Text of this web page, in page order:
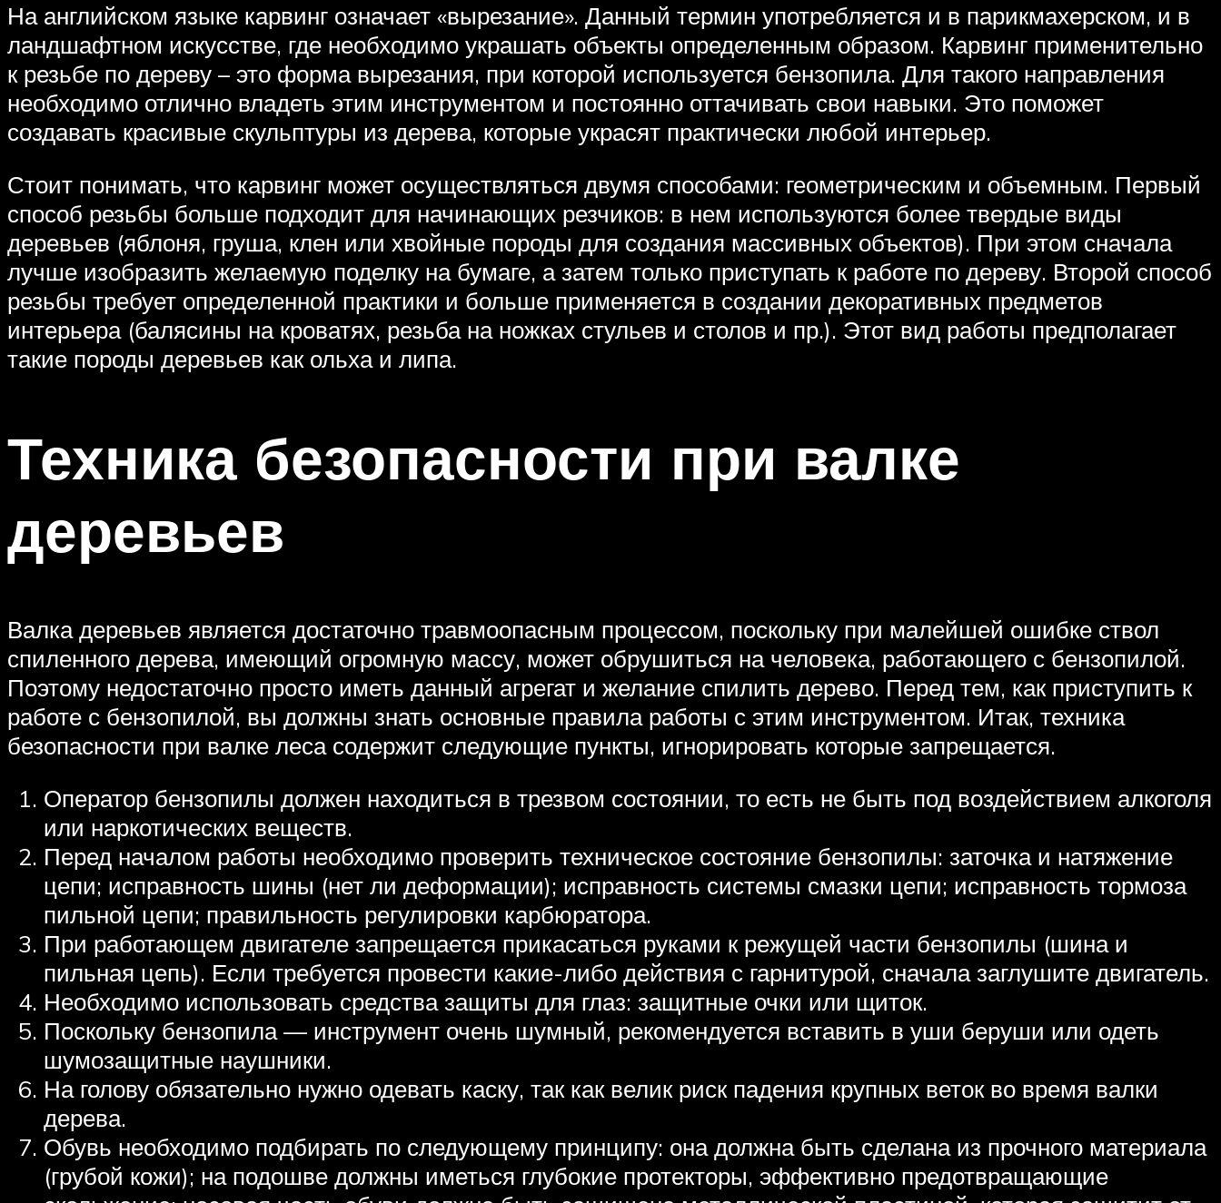
На английском языке карвинг означает «вырезание». Данный термин употребляется и в парикмахерском, и в
ландшафтном искусстве, где необходимо украшать объекты определенным образом. Карвинг применительно
к резьбе по дереву – это форма вырезания, при которой используется бензопила. Для такого направления
необходимо отлично владеть этим инструментом и постоянно оттачивать свои навыки. Это поможет
создавать красивые скульптуры из дерева, которые украсят практически любой интерьер.
Стоит понимать, что карвинг может осуществляться двумя способами: геометрическим и объемным. Первый
способ резьбы больше подходит для начинающих резчиков: в нем используются более твердые виды
деревьев (яблоня, груша, клен или хвойные породы для создания массивных объектов). При этом сначала
лучше изобразить желаемую поделку на бумаге, а затем только приступать к работе по дереву. Второй способ
резьбы требует определенной практики и больше применяется в создании декоративных предметов
интерьера (балясины на кроватях, резьба на ножках стульев и столов и пр.). Этот вид работы предполагает
такие породы деревьев как ольха и липа.
Техника безопасности при валке
деревьев
Валка деревьев является достаточно травмоопасным процессом, поскольку при малейшей ошибке ствол
спиленного дерева, имеющий огромную массу, может обрушиться на человека, работающего с бензопилой.
Поэтому недостаточно просто иметь данный агрегат и желание спилить дерево. Перед тем, как приступить к
работе с бензопилой, вы должны знать основные правила работы с этим инструментом. Итак, техника
безопасности при валке леса содержит следующие пункты, игнорировать которые запрещается.
Оператор бензопилы должен находиться в трезвом состоянии, то есть не быть под воздействием алкоголя
или наркотических веществ.
Перед началом работы необходимо проверить техническое состояние бензопилы: заточка и натяжение
цепи; исправность шины (нет ли деформации); исправность системы смазки цепи; исправность тормоза
пильной цепи; правильность регулировки карбюратора.
При работающем двигателе запрещается прикасаться руками к режущей части бензопилы (шина и
пильная цепь). Если требуется провести какие-либо действия с гарнитурой, сначала заглушите двигатель.
Необходимо использовать средства защиты для глаз: защитные очки или щиток.
Поскольку бензопила — инструмент очень шумный, рекомендуется вставить в уши беруши или одеть
шумозащитные наушники.
На голову обязательно нужно одевать каску, так как велик риск падения крупных веток во время валки
дерева.
Обувь необходимо подбирать по следующему принципу: она должна быть сделана из прочного материала
(грубой кожи); на подошве должны иметься глубокие протекторы, эффективно предотвращающие